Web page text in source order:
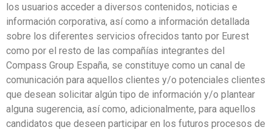
los usuarios acceder a diversos contenidos, noticias e
información corporativa, así como a información detallada
sobre los diferentes servicios ofrecidos tanto por Eurest
como por el resto de las compañías integrantes del
Compass Group España, se constituye como un canal de
comunicación para aquellos clientes y/o potenciales clientes
que desean solicitar algún tipo de información y/o plantear
alguna sugerencia, así como, adicionalmente, para aquellos
candidatos que deseen participar en los futuros procesos de